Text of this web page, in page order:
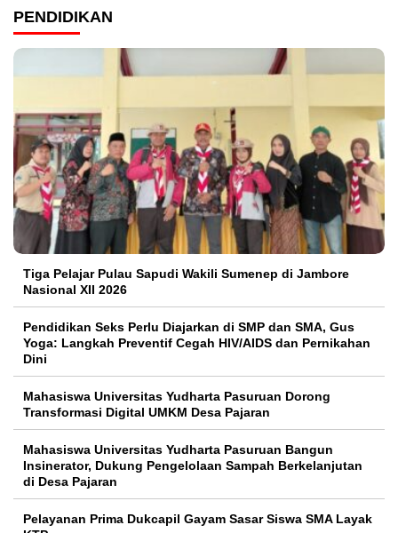
PENDIDIKAN
Tiga Pelajar Pulau Sapudi Wakili Sumenep di Jambore
Nasional XII 2026
Pendidikan Seks Perlu Diajarkan di SMP dan SMA, Gus
Yoga: Langkah Preventif Cegah HIV/AIDS dan Pernikahan
Dini
Mahasiswa Universitas Yudharta Pasuruan Dorong
Transformasi Digital UMKM Desa Pajaran
Mahasiswa Universitas Yudharta Pasuruan Bangun
Insinerator, Dukung Pengelolaan Sampah Berkelanjutan
di Desa Pajaran
Pelayanan Prima Dukcapil Gayam Sasar Siswa SMA Layak